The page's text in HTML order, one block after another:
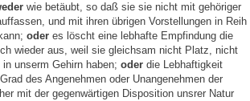
wie betäubt, so daß sie sie nicht mit gehöriger
und mit ihren übrigen Vorstellungen in Reih
oder es löscht eine lebhafte Empfindung die
wieder aus, weil sie gleichsam nicht Platz, nicht
unserm Gehirn haben; oder die Lebhaftigkeit
des Angenehmen oder Unangenehmen der
mit der gegenwärtigen Disposition unsrer Natur